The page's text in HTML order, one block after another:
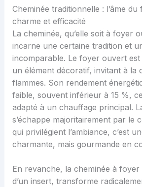
Cheminée traditionnelle : l’âme
charme et efficacité
La cheminée, qu’elle soit à foyer
incarne une certaine tradition et
incomparable. Le foyer ouvert
un élément décoratif, invitant à la
flammes. Son rendement
faible, souvent inférieur à 15 %,
adapté à un chauffage principal.
s’échappe majoritairement par le
qui privilégient l’ambiance, c’est
charmante, mais gourmande en
En revanche, la cheminée à foyer
d’un insert, transforme